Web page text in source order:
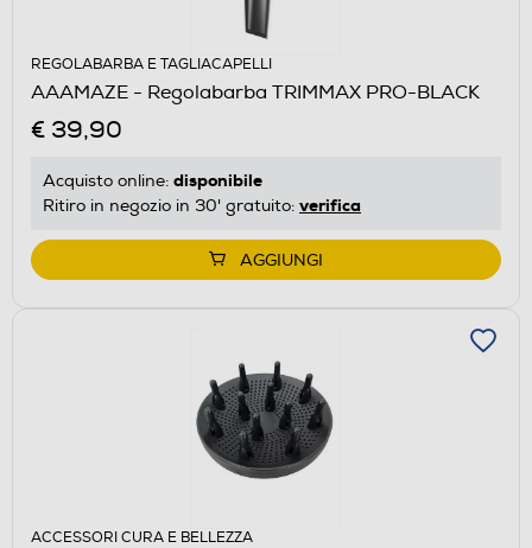
REGOLABARBA E TAGLIACAPELLI
AAAMAZE - Regolabarba TRIMMAX PRO-BLACK
€ 39,90
Acquisto online: disponibile
Ritiro in negozio in 30' gratuito: verifica
AGGIUNGI
ACCESSORI CURA E BELLEZZA